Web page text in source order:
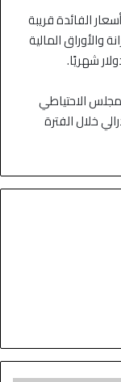
أسعار الفائدة قريبة
والأوراق المالية
الاحتياطي
خلال الفترة